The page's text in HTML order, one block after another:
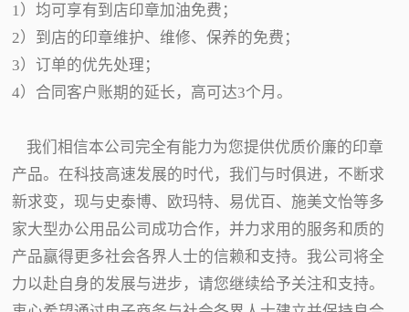
1）均可享有到店印章加油免费；
2）到店的印章维护、维修、保养的免费；
3）订单的优先处理；
4）合同客户账期的延长，高可达3个月。
我们相信本公司完全有能力为您提供优质价廉的印章
产品。在科技高速发展的时代，我们与时俱进，不断求
新求变，现与史泰博、欧玛特、易优百、施美文怡等多
家大型办公用品公司成功合作，并力求用的服务和质的
产品赢得更多社会各界人士的信赖和支持。我公司将全
力以赴自身的发展与进步，请您继续给予关注和支持。